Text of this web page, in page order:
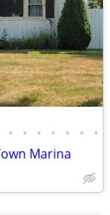
• • • • • • •
Marina